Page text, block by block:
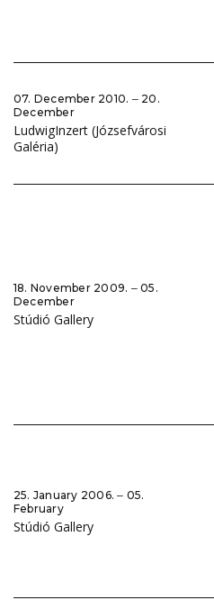
07. December 2010. ‒ 20.
December
LudwigInzert (Józsefvárosi
Galéria)
18. November 2009. ‒ 05.
December
Stúdió Gallery
25. January 2006. ‒ 05.
February
Stúdió Gallery